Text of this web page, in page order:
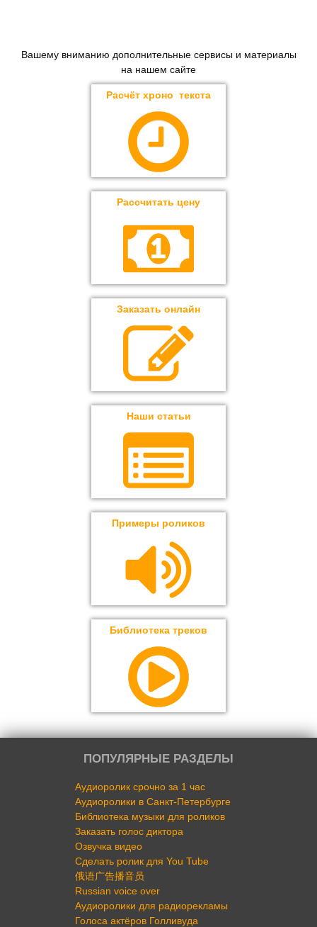
Вашему вниманию дополнительные сервисы и материалы
на нашем сайте
Расчёт хроно текста
Рассчитать цену
Заказать онлайн
Наши статьи
Примеры роликов
Библиотека треков
ПОПУЛЯРНЫЕ РАЗДЕЛЫ
Аудиоролик срочно за 1 час
Аудиоролики в Санкт-Петербурге
Библиотека музыки для роликов
Заказать голос диктора
Озвучка видео
Сделать ролик для You Tube
俄语广告播音员
Russian voice over
Аудиоролики для радиорекламы
Голоса актёров Голливуда